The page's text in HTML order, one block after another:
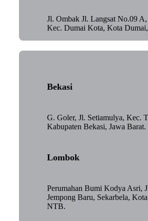
Jl. Ombak Jl. Langsat No.09
Kec. Dumai Kota, Kota
Bekasi
G. Goler, Jl. Setiamulya, Kec.
Kabupaten Bekasi, Jawa Barat.
Lombok
Perumahan Bumi Kodya Asri,
Jempong Baru, Sekarbela,
NTB.